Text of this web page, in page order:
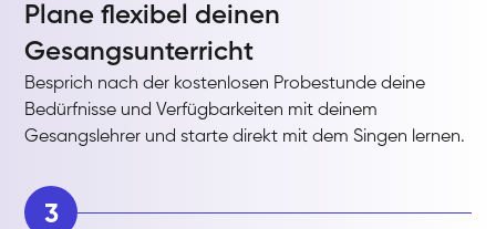
Plane flexibel deinen
Gesangsunterricht
Besprich nach der kostenlosen Probestunde deine
Bedürfnisse und Verfügbarkeiten mit deinem
Gesangslehrer und starte direkt mit dem Singen lernen.
3